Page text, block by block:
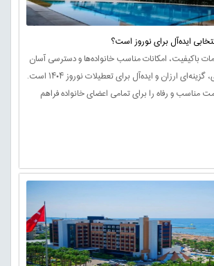
ایده‌آل برای نوروز است؟
باکیفیت، امکانات مناسب خانواده‌ها و دسترسی آسان
به جاذبه‌های گردشگری، گزینه‌ای ارزان و ایده‌آل برای تعطیلات نوروز ۱۴۰۴ است.
مناسب و رفاه را برای تمامی اعضای خانواده فراهم